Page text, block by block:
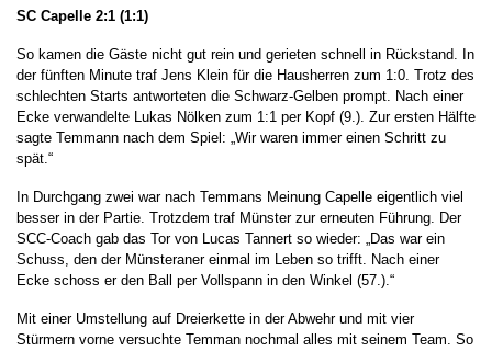
SC Capelle 2:1 (1:1)
So kamen die Gäste nicht gut rein und gerieten schnell in Rückstand. In
der fünften Minute traf Jens Klein für die Hausherren zum 1:0. Trotz des
schlechten Starts antworteten die Schwarz-Gelben prompt. Nach einer
Ecke verwandelte Lukas Nölken zum 1:1 per Kopf (9.). Zur ersten Hälfte
sagte Temmann nach dem Spiel: „Wir waren immer einen Schritt zu
spät.“
In Durchgang zwei war nach Temmans Meinung Capelle eigentlich viel
besser in der Partie. Trotzdem traf Münster zur erneuten Führung. Der
SCC-Coach gab das Tor von Lucas Tannert so wieder: „Das war ein
Schuss, den der Münsteraner einmal im Leben so trifft. Nach einer
Ecke schoss er den Ball per Vollspann in den Winkel (57.).“
Mit einer Umstellung auf Dreierkette in der Abwehr und mit vier
Stürmern vorne versuchte Temman nochmal alles mit seinem Team. So